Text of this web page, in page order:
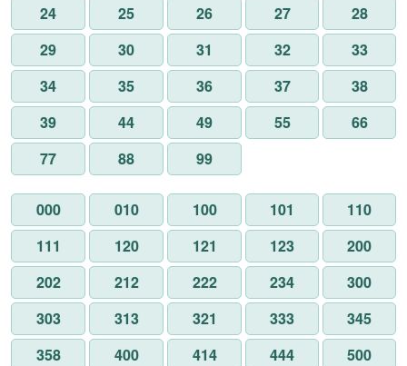
24
25 26 27
28
29
30 31 32
33
34
35 36 37
38
39
44 49 55
66
77
88 99
000 010 100 101
110
111
120 121 123
200
202
212 222 234
300
303
313 321 333
345
358
400 414 444
500